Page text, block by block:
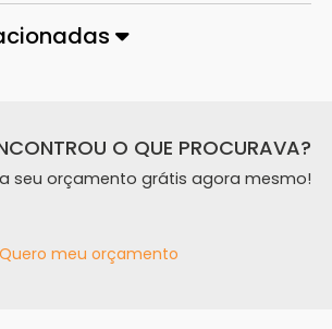
O QUE PROCURAVA?
seu orçamento grátis agora mesmo!
Quero meu orçamento